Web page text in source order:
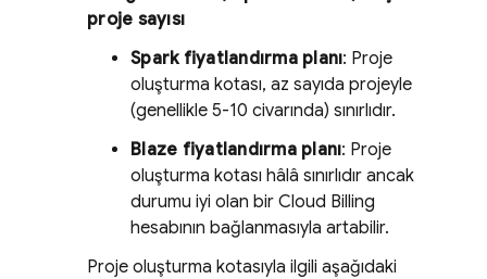
proje sayısı
Spark fiyatlandırma planı: Proje
oluşturma kotası, az sayıda projeyle
(genellikle 5-10 civarında) sınırlıdır.
Blaze fiyatlandırma planı: Proje
oluşturma kotası hâlâ sınırlıdır ancak
durumu iyi olan bir Cloud Billing
hesabının bağlanmasıyla artabilir.
Proje oluşturma kotasıyla ilgili aşağıdaki